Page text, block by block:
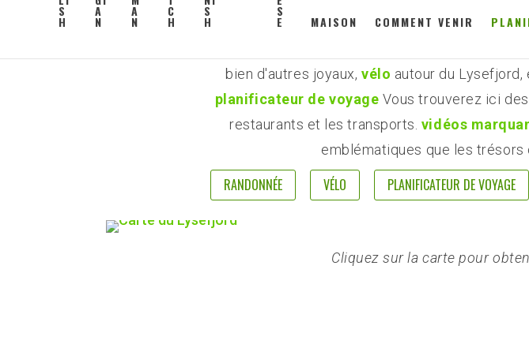
MAISON COMMENT VENIR
Il offre un large éventail d'attractions et
bien d'autres joyaux, vélo autour du
planificateur de voyage Vous trouverez ici
restaurants et les transports. vidéos
emblématiques que les trésors
RANDONNÉE VÉLO PLANIFICATEUR DE VOYAGE
Cliquez sur la carte pour